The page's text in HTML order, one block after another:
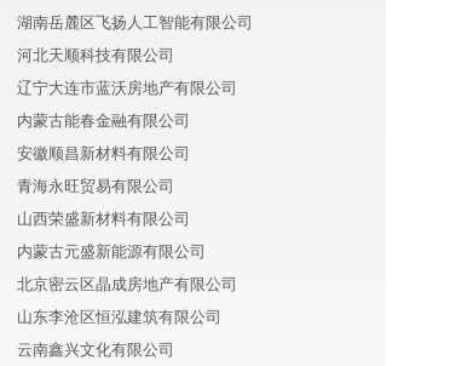
湖南岳麓区飞扬人工智能有限公司
河北天顺科技有限公司
辽宁大连市蓝沃房地产有限公司
内蒙古能春金融有限公司
安徽顺昌新材料有限公司
青海永旺贸易有限公司
山西荣盛新材料有限公司
内蒙古元盛新能源有限公司
北京密云区晶成房地产有限公司
山东李沧区恒泓建筑有限公司
云南鑫兴文化有限公司